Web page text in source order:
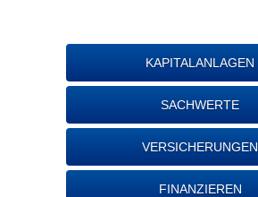
KAPITALANLAGEN
SACHWERTE
VERSICHERUNGEN
FINANZIEREN